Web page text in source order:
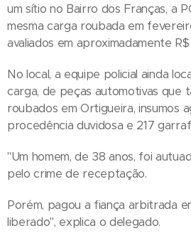
um sítio no Bairro dos Franças, a
mesma carga roubada em
avaliados em aproximadamente R$
No local, a equipe policial ainda
carga, de peças automotivas que
roubados em Ortigueira, insumos
procedência duvidosa e 217
"Um homem, de 38 anos, foi
pelo crime de receptação.
Porém, pagou a fiança arbitrada
liberado", explica o delegado.